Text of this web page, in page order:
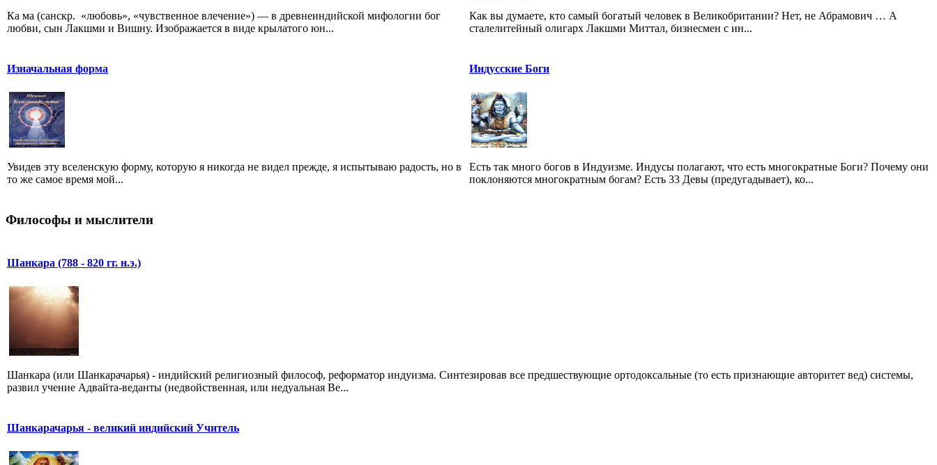
Ка ма (санскр. «любовь», «чувственное влечение») — в древнеиндийской мифологии бог
любви, сын Лакшми и Вишну. Изображается в виде крылатого юн...
Как вы думаете, кто самый богатый человек в Великобритании? Нет, не Абрамович … А
сталелитейный олигарх Лакшми Миттал, бизнесмен с ин...
Изначальная форма
Увидев эту вселенскую форму, которую я никогда не видел прежде, я испытываю радость, но в
то же самое время мой...
Индусские Боги
Есть так много богов в Индуизме. Индусы полагают, что есть многократные Боги? Почему они
поклоняются многократным богам? Есть 33 Девы (предугадывает), ко...
Философы и мыслители
Шанкара (788 - 820 гг. н.э.)
Шанкара (или Шанкарачарья) - индийский религиозный философ, реформатор индуизма. Синтезировав все предшествующие ортодоксальные (то есть признающие авторитет вед) системы,
развил учение Адвайта-веданты (недвойственная, или недуальная Ве...
Шанкарачарья - великий индийский Учитель